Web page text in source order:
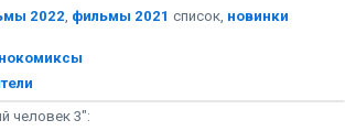
2022 фильмы 2021 список, новинки
человек 3":